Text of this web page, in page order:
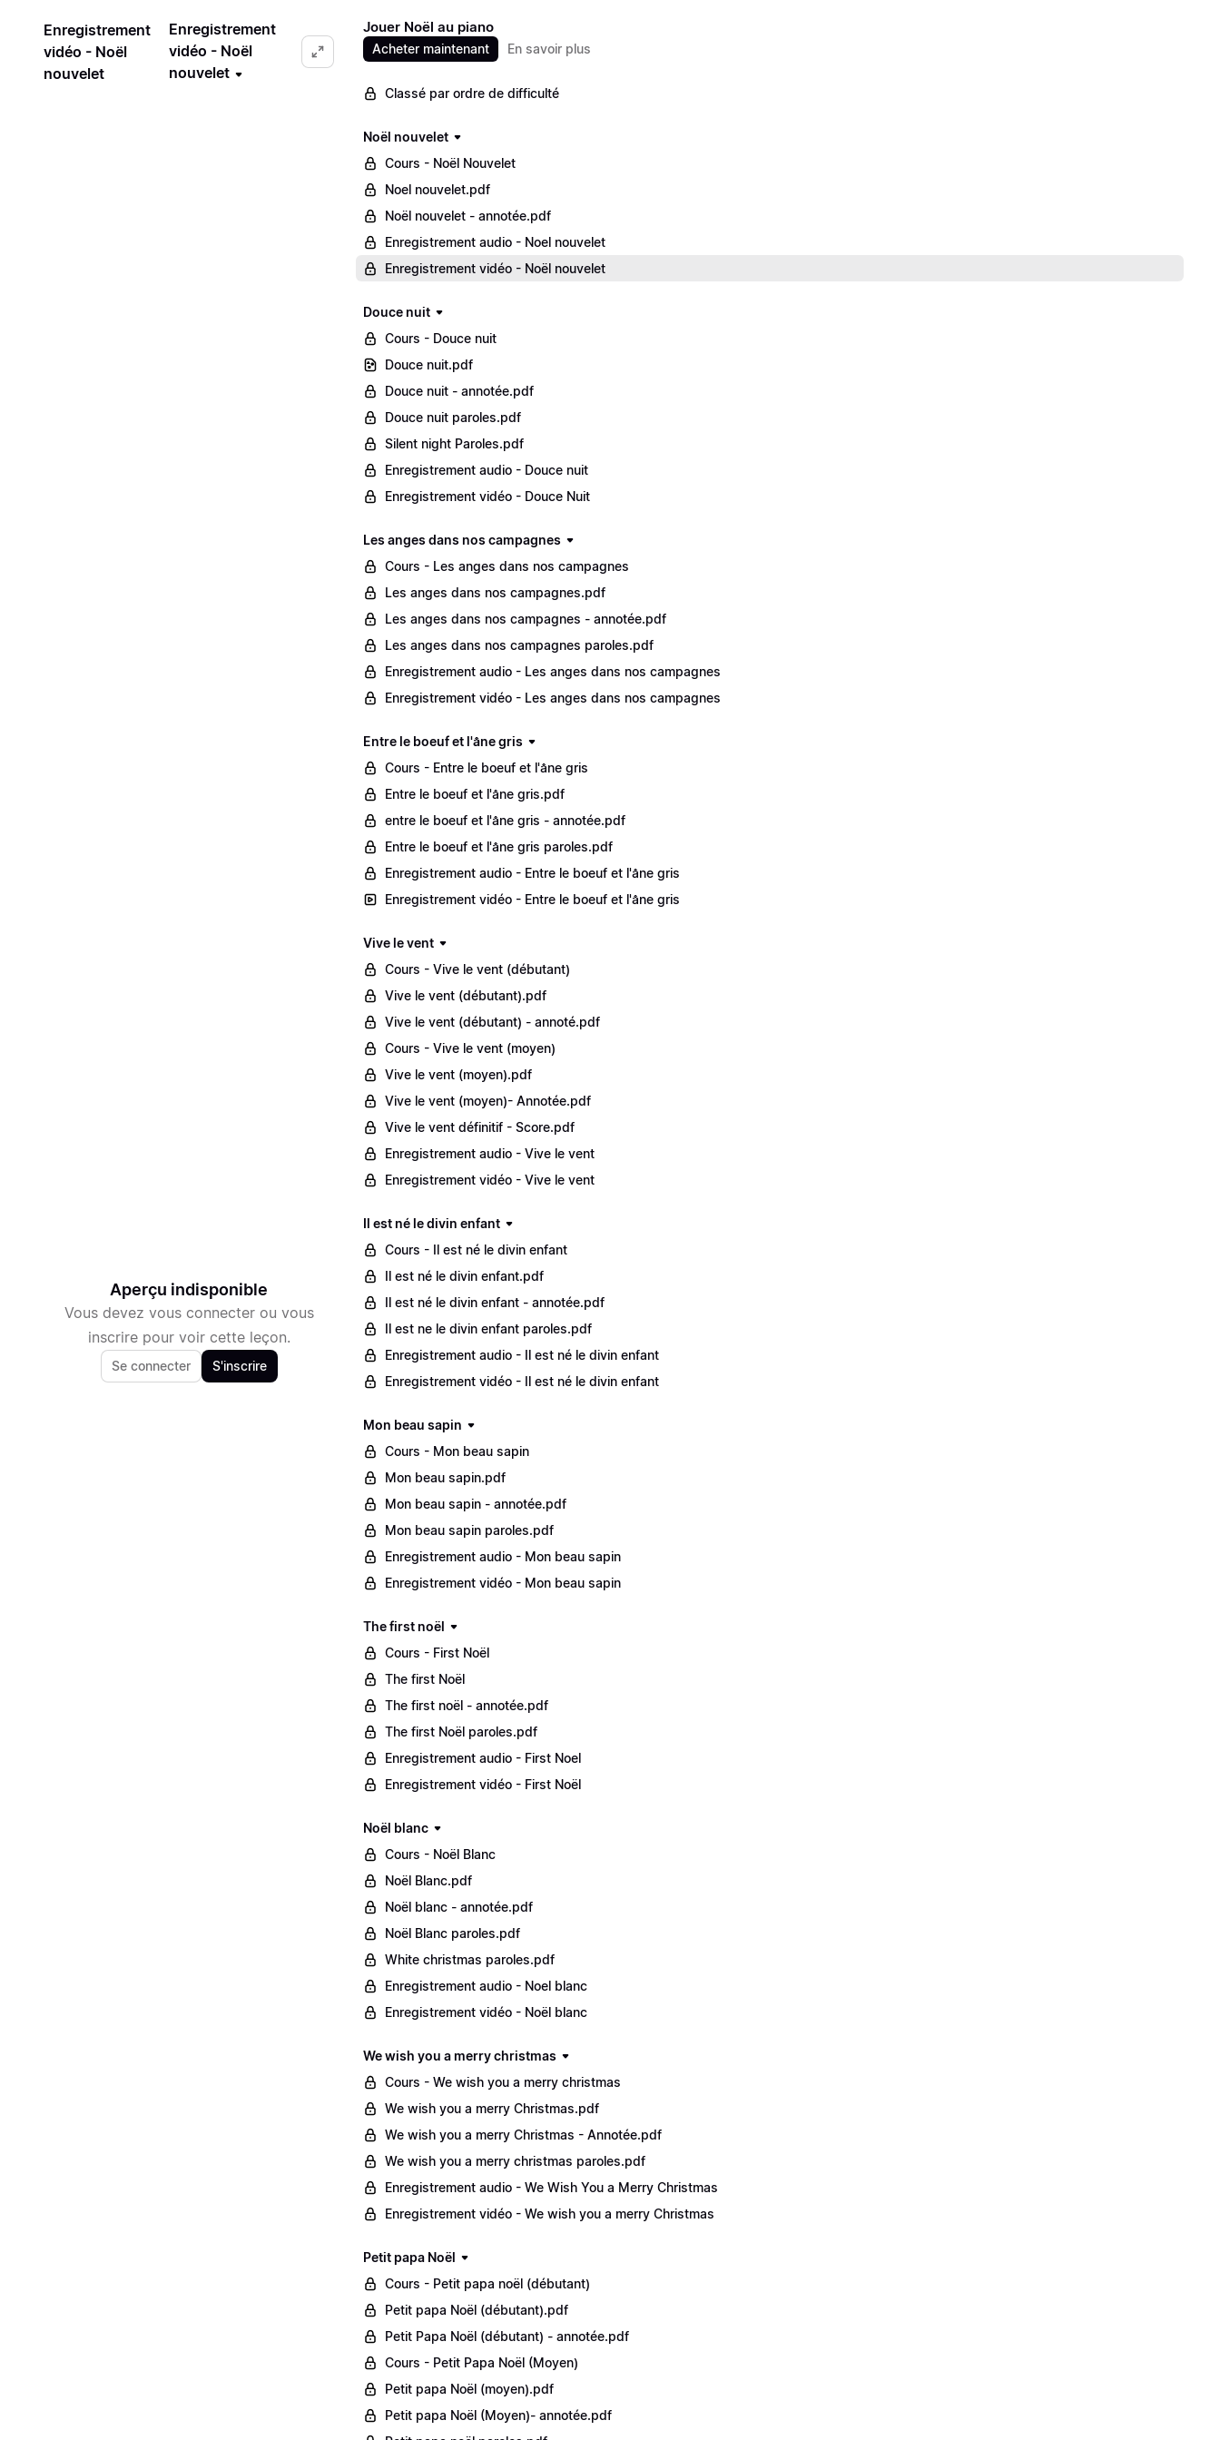
Enregistrement
vidéo - Noël
nouvelet
Enregistrement
vidéo - Noël
nouvelet
Aperçu indisponible
Vous devez vous connecter ou vous
inscrire pour voir cette leçon.
Se connecter S'inscrire
Jouer Noël au piano
Acheter maintenant En savoir plus
Classé par ordre de difficulté
Noël nouvelet
Cours - Noël Nouvelet
Noel nouvelet.pdf
Noël nouvelet - annotée.pdf
Enregistrement audio - Noel nouvelet
Enregistrement vidéo - Noël nouvelet
Douce nuit
Cours - Douce nuit
Douce nuit.pdf
Douce nuit - annotée.pdf
Douce nuit paroles.pdf
Silent night Paroles.pdf
Enregistrement audio - Douce nuit
Enregistrement vidéo - Douce Nuit
Les anges dans nos campagnes
Cours - Les anges dans nos campagnes
Les anges dans nos campagnes.pdf
Les anges dans nos campagnes - annotée.pdf
Les anges dans nos campagnes paroles.pdf
Enregistrement audio - Les anges dans nos campagnes
Enregistrement vidéo - Les anges dans nos campagnes
Entre le boeuf et l'âne gris
Cours - Entre le boeuf et l'âne gris
Entre le boeuf et l'âne gris.pdf
entre le boeuf et l'âne gris - annotée.pdf
Entre le boeuf et l'âne gris paroles.pdf
Enregistrement audio - Entre le boeuf et l'âne gris
Enregistrement vidéo - Entre le boeuf et l'âne gris
Vive le vent
Cours - Vive le vent (débutant)
Vive le vent (débutant).pdf
Vive le vent (débutant) - annoté.pdf
Cours - Vive le vent (moyen)
Vive le vent (moyen).pdf
Vive le vent (moyen)- Annotée.pdf
Vive le vent définitif - Score.pdf
Enregistrement audio - Vive le vent
Enregistrement vidéo - Vive le vent
Il est né le divin enfant
Cours - Il est né le divin enfant
Il est né le divin enfant.pdf
Il est né le divin enfant - annotée.pdf
Il est ne le divin enfant paroles.pdf
Enregistrement audio - Il est né le divin enfant
Enregistrement vidéo - Il est né le divin enfant
Mon beau sapin
Cours - Mon beau sapin
Mon beau sapin.pdf
Mon beau sapin - annotée.pdf
Mon beau sapin paroles.pdf
Enregistrement audio - Mon beau sapin
Enregistrement vidéo - Mon beau sapin
The first noël
Cours - First Noël
The first Noël
The first noël - annotée.pdf
The first Noël paroles.pdf
Enregistrement audio - First Noel
Enregistrement vidéo - First Noël
Noël blanc
Cours - Noël Blanc
Noël Blanc.pdf
Noël blanc - annotée.pdf
Noël Blanc paroles.pdf
White christmas paroles.pdf
Enregistrement audio - Noel blanc
Enregistrement vidéo - Noël blanc
We wish you a merry christmas
Cours - We wish you a merry christmas
We wish you a merry Christmas.pdf
We wish you a merry Christmas - Annotée.pdf
We wish you a merry christmas paroles.pdf
Enregistrement audio - We Wish You a Merry Christmas
Enregistrement vidéo - We wish you a merry Christmas
Petit papa Noël
Cours - Petit papa noël (débutant)
Petit papa Noël (débutant).pdf
Petit Papa Noël (débutant) - annotée.pdf
Cours - Petit Papa Noël (Moyen)
Petit papa Noël (moyen).pdf
Petit papa Noël (Moyen)- annotée.pdf